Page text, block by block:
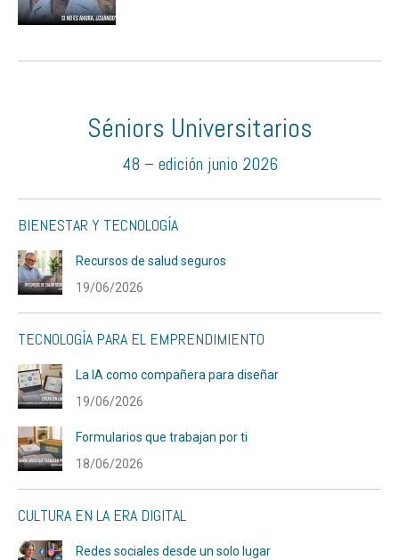
Séniors Universitarios
48 – edición junio 2026
BIENESTAR Y TECNOLOGÍA
Recursos de salud seguros
19/06/2026
TECNOLOGÍA PARA EL EMPRENDIMIENTO
La IA como compañera para diseñar
19/06/2026
Formularios que trabajan por ti
18/06/2026
CULTURA EN LA ERA DIGITAL
Redes sociales desde un solo lugar